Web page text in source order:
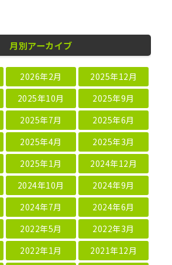
月別アーカイブ
2026年2月
2025年12月
2025年10月
2025年9月
2025年7月
2025年6月
2025年4月
2025年3月
2025年1月
2024年12月
2024年10月
2024年9月
2024年7月
2024年6月
2022年5月
2022年3月
2022年1月
2021年12月